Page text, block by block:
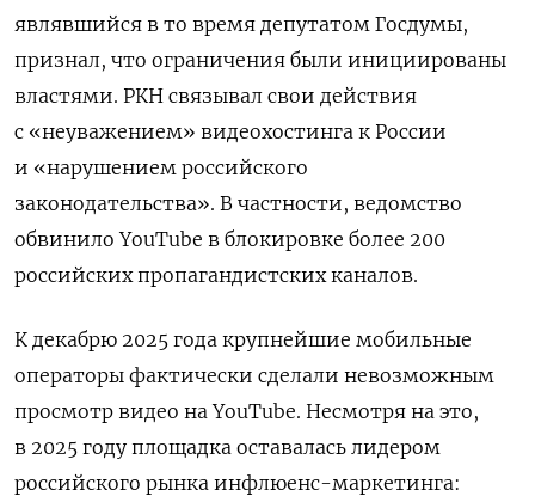
являвшийся в то время депутатом Госдумы,
признал, что ограничения были инициированы
властями. РКН связывал свои действия
с «неуважением» видеохостинга к России
и «нарушением российского
законодательства». В частности, ведомство
обвинилоYouTube в блокировке более 200
российских пропагандистских каналов.
К декабрю 2025 года крупнейшие мобильные
операторы фактически сделали невозможным
просмотр видео на YouTube. Несмотря на это,
в 2025 году площадка оставалась лидером
российского рынка инфлюенс-маркетинга: